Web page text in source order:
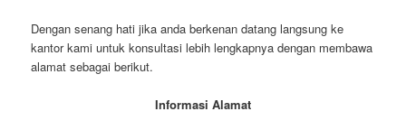
Dengan senang hati jika anda berkenan datang langsung ke
kantor kami untuk konsultasi lebih lengkapnya dengan membawa
alamat sebagai berikut.
Informasi Alamat